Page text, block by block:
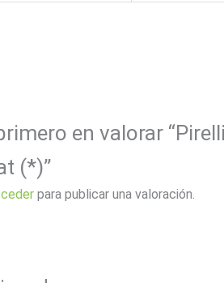
en valorar
(*)”
para publicar una valoración.